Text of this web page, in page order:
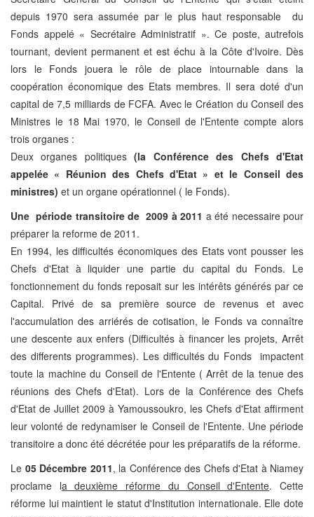
depuis 1970 sera assumée par le plus haut responsable du
Fonds appelé « Secrétaire Administratif ». Ce poste, autrefois
tournant, devient permanent et est échu à la Côte d'Ivoire. Dès
lors le Fonds jouera le rôle de place intournable dans la
coopération économique des Etats membres. Il sera doté d'un
capital de 7,5 milliards de FCFA. Avec le Création du Conseil des
Ministres le 18 Mai 1970, le Conseil de l'Entente compte alors
trois organes :
Deux organes politiques(la Conférence des Chefs d'Etat
appelée « Réunion des Chefs d'Etat » et le Conseil des
ministres) et un organe opérationnel ( le Fonds).
Une période transitoire de 2009 à 2011 a été necessaire pour
préparer la reforme de 2011.
En 1994, les difficultés économiques des Etats vont pousser les
Chefs d'Etat à liquider une partie du capital du Fonds. Le
fonctionnement du fonds reposait sur les intérêts générés par ce
Capital. Privé de sa première source de revenus et avec
l'accumulation des arriérés de cotisation, le Fonds va connaître
une descente aux enfers (Difficultés à financer les projets, Arrêt
des differents programmes). Les difficultés du Fonds impactent
toute la machine du Conseil de l'Entente ( Arrêt de la tenue des
réunions des Chefs d'Etat). Lors de la Conférence des Chefs
d'Etat de Juillet 2009 à Yamoussoukro, les Chefs d'Etat affirment
leur volonté de redynamiser le Conseil de l'Entente. Une période
transitoire a donc été décrétée pour les préparatifs de la réforme.
Le 05 Décembre 2011, la Conférence des Chefs d'Etat à Niamey
proclame la deuxième réforme du Conseil d'Entente. Cette
réforme lui maintient le statut d'Institution internationale. Elle dote